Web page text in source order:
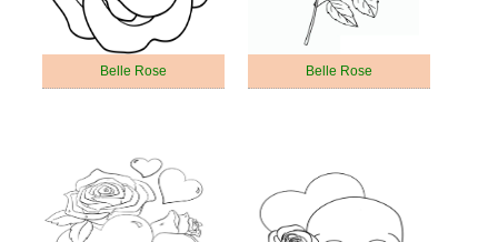
Belle Rose Belle Rose